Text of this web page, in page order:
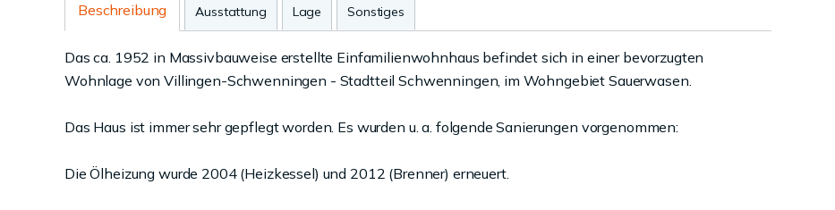
Beschreibung Ausstattung Lage Sonstiges
Das ca. 1952 in Massivbauweise erstellte Einfamilienwohnhaus befindet sich in einer bevorzugten
Wohnlage von Villingen-Schwenningen - Stadtteil Schwenningen, im Wohngebiet Sauerwasen.
Das Haus ist immer sehr gepflegt worden. Es wurden u. a. folgende Sanierungen vorgenommen:
Die Ölheizung wurde 2004 (Heizkessel) und 2012 (Brenner) erneuert.